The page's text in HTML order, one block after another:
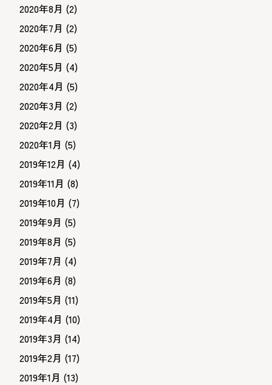
2020年8月 (2)
2020年7月 (2)
2020年6月 (5)
2020年5月 (4)
2020年4月 (5)
2020年3月 (2)
2020年2月 (3)
2020年1月 (5)
2019年12月 (4)
2019年11月 (8)
2019年10月 (7)
2019年9月 (5)
2019年8月 (5)
2019年7月 (4)
2019年6月 (8)
2019年5月 (11)
2019年4月 (10)
2019年3月 (14)
2019年2月 (17)
2019年1月 (13)